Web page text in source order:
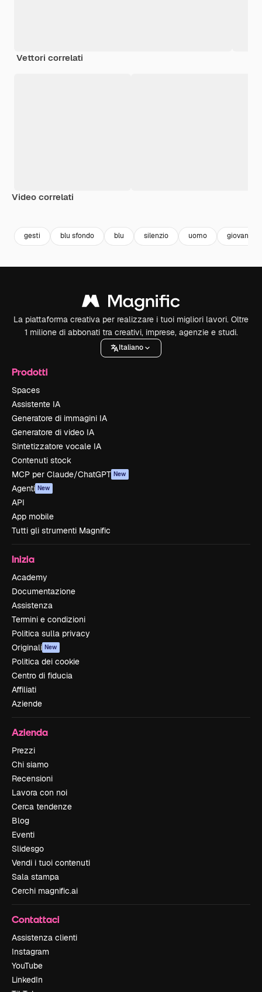
Vettori correlati
Video correlati
gesti blu sfondo blu silenzio uomo giovani
La piattaforma creativa per realizzare i tuoi migliori lavori. Oltre
1 milione di abbonati tra creativi, imprese, agenzie e studi.
Italiano
Prodotti
Spaces
Assistente IA
Generatore di immagini IA
Generatore di video IA
Sintetizzatore vocale IA
Contenuti stock
MCP per Claude/ChatGPT New
Agenti New
API
App mobile
Tutti gli strumenti Magnific
Inizia
Academy
Documentazione
Assistenza
Termini e condizioni
Politica sulla privacy
Originali New
Politica dei cookie
Centro di fiducia
Affiliati
Aziende
Azienda
Prezzi
Chi siamo
Recensioni
Lavora con noi
Cerca tendenze
Blog
Eventi
Slidesgo
Vendi i tuoi contenuti
Sala stampa
Cerchi magnific.ai
Contattaci
Assistenza clienti
Instagram
YouTube
LinkedIn